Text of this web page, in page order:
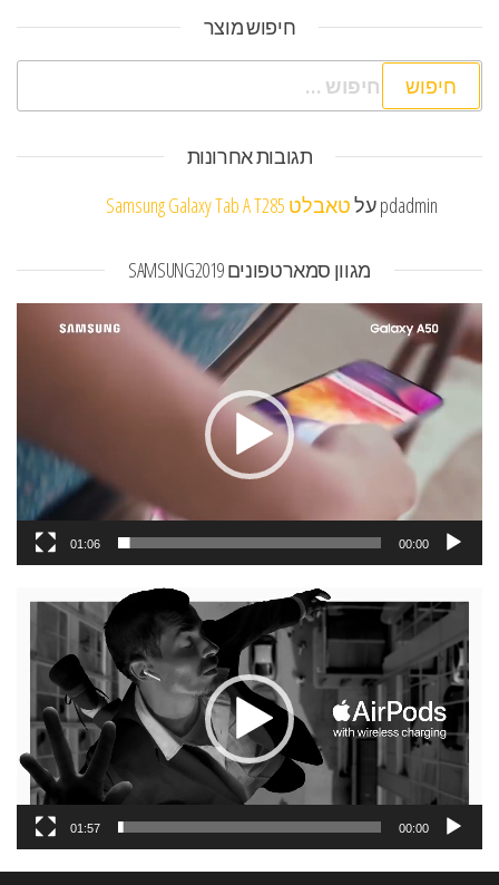
חיפוש מוצר
חיפוש:
תגובות אחרונות
pdadminעלטאבלט Samsung Galaxy Tab A T285
מגוון סמארטפונים SAMSUNG2019
נגן
וידאו
00:00
01:06
נגן
וידאו
00:00
01:57